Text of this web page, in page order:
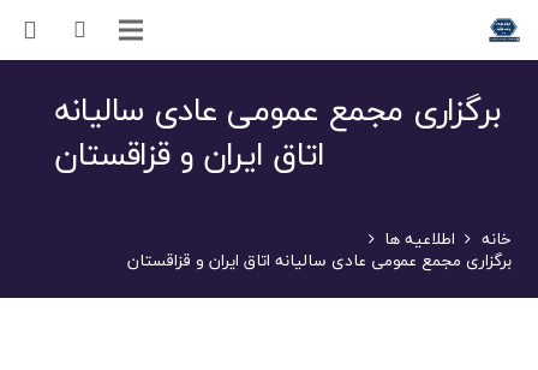
برگزاری مجمع عمومی عادی سالیانه
اتاق ایران و قزاقستان
خانه اطلاعیه ها
برگزاری مجمع عمومی عادی سالیانه اتاق ایران و قزاقستان